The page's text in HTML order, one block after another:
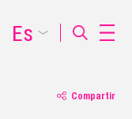
Compartir
Es